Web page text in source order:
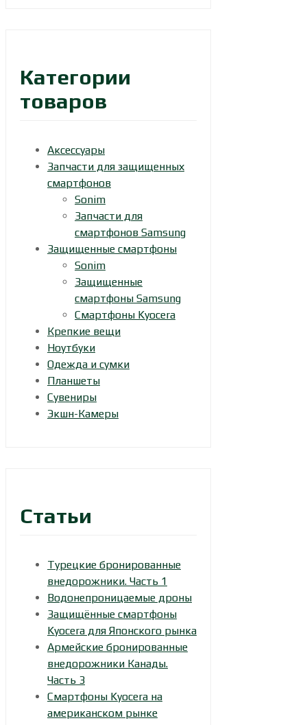
Категории
товаров
Аксессуары
Запчасти для защищенных
смартфонов
Sonim
Запчасти для
смартфонов Samsung
Защищенные смартфоны
Sonim
Защищенные
смартфоны Samsung
Смартфоны Kyocera
Крепкие вещи
Ноутбуки
Одежда и сумки
Планшеты
Сувениры
Экшн-Камеры
Статьи
Турецкие бронированные
внедорожники. Часть 1
Водонепроницаемые дроны
Защищённые смартфоны
Kyocera для Японского рынка
Армейские бронированные
внедорожники Канады.
Часть 3
Смартфоны Kyocera на
американском рынке